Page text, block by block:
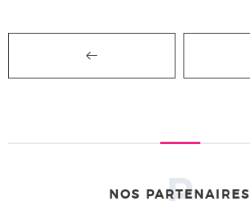
NOS PARTENAIRES